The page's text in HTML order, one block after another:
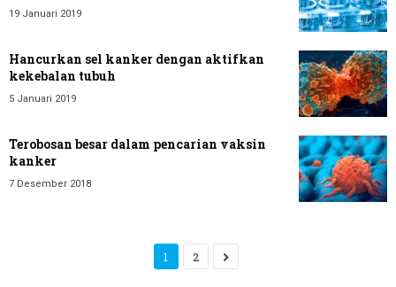
19 Januari 2019
Hancurkan sel kanker dengan aktifkan
kekebalan tubuh
5 Januari 2019
Terobosan besar dalam pencarian vaksin
kanker
7 Desember 2018
1 2